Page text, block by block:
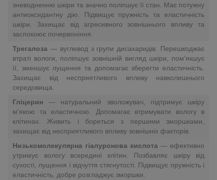
зневодненню шкіри та значно поліпшує її стан. Має потужну
антиоксидантну дію. Підвищує пружність та еластичність
шкіри. Захищає від агресивного зовнішнього впливу та
заспокоює почервоніння.
Трегалоза — вуглевод з групи дисахаридів. Перешкоджає
втраті вологи, поліпшує зовнішній вигляд шкіри, пом'якшує
її, зменшує лущення та допомагає зберегти еластичність.
Захищає від несприятливого впливу навколишнього
середовища.
Гліцерин— натуральний зволожувач, підтримує шкіру
м'якою та еластичною. Допомагає втримувати вологу в
клітинах. Живить і бореться з першими зморшками,
захищає від несприятливого впливу зовнішніх факторів.
Низькомолекулярна гіалуронова кислота— ефективно
утримує вологу всередині клітин. Позбавляє шкіру від
сухості, лущення і відчуття стягнутості. Підвищує пружність і
еластичність, добре розгладжує зморшки.